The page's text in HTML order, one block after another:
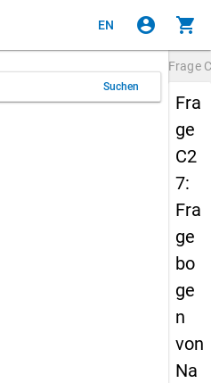
EN account_circle shopping_cart
Suchen
Frage
Fra
ge
C2
7:
Fra
ge
bo
ge
n
von
Na